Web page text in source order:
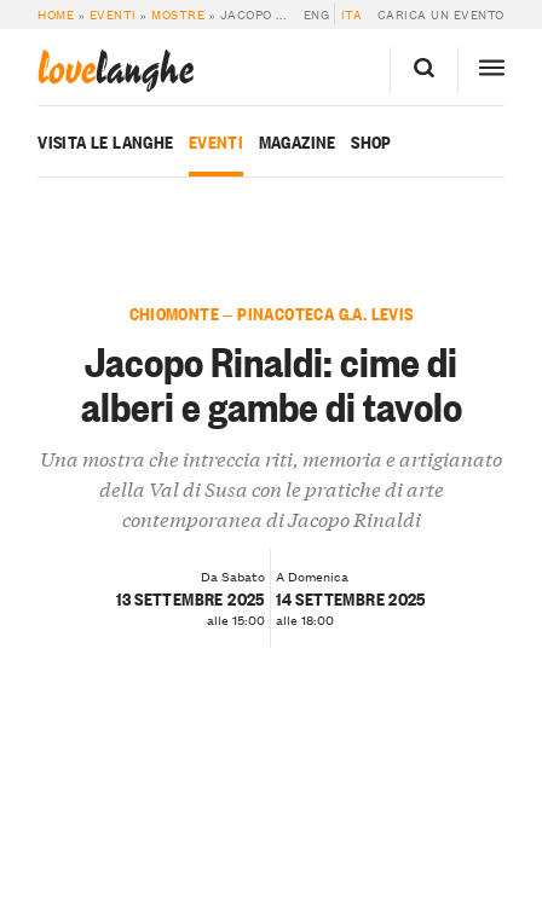
HOME » EVENTI »MOSTRE » JACOPO RINALDI: CIME DI ALBERI E GAMBE DI TAVOLO ENG ITA CARICA UN EVENTO
lovelanghe
VISITA LE LANGHE EVENTI MAGAZINE SHOP
CHIOMONTE — PINACOTECA G.A. LEVIS
Jacopo Rinaldi: cime di
alberi e gambe di tavolo
Una mostra che intreccia riti, memoria e artigianato
della Val di Susa con le pratiche di arte
contemporanea di Jacopo Rinaldi
Da Sabato
13 SETTEMBRE 2025
alle 15:00
A Domenica
14 SETTEMBRE 2025
alle 18:00